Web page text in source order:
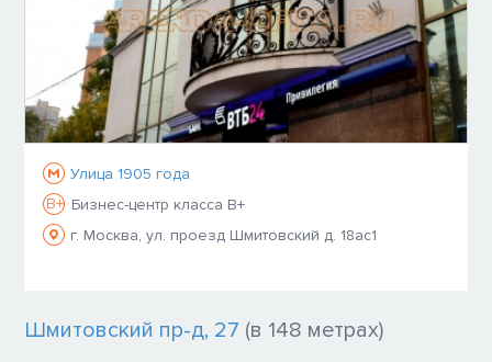
Улица 1905 года
B+ Бизнес-центр класса B+
г. Москва, ул. проезд Шмитовский д. 18ас1
Шмитовский пр-д, 27 (в 148 метрах)